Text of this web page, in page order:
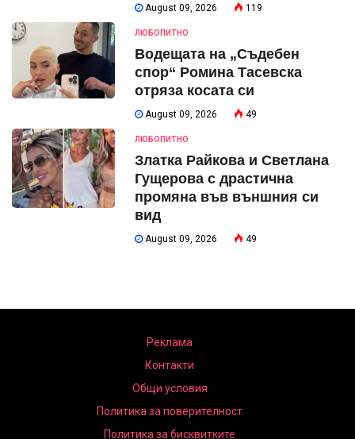
August 09, 2026 119
ЛЮБОПИТНО
Водещата на „Съдебен
спор“ Ромина Тасевска
отряза косата си
August 09, 2026 49
ЛЮБОПИТНО
Златка Райкова и Светлана
Гущерова с драстична
промяна във външния си
вид
August 09, 2026 49
Реклама
Контакти
Общи условия
Политика за поверителност
Политика за бисквитките